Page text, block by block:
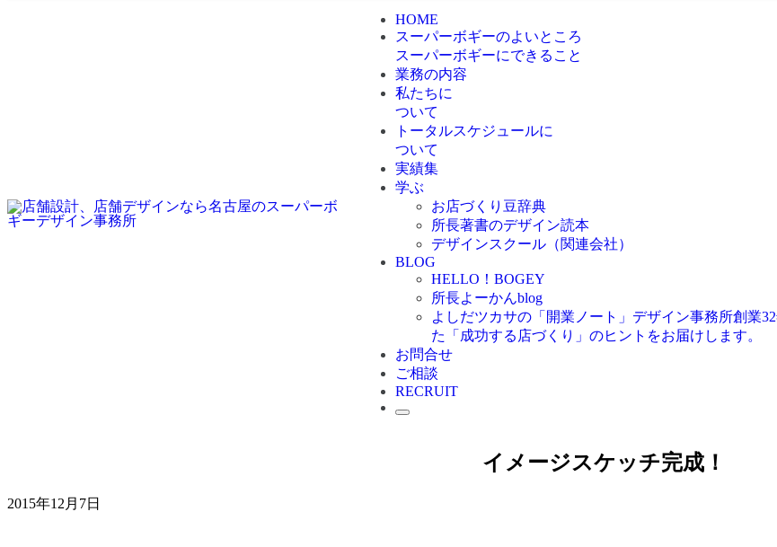
HOME
スーパーボギーのよいところ
スーパーボギーにできること
業務の内容
私たちに
ついて
トータルスケジュールに
ついて
実績集
学ぶ
お店づくり豆辞典
所長著書のデザイン読本
デザインスクール（関連会社）
BLOG
HELLO！BOGEY
所長よーかんblog
よしだツカサの「開業ノート」 デザイン事務所創業
た「成功する店づくり」のヒントをお届けします。
お問合せ
ご相談
RECRUIT
イメージスケッチ完成！
2015年12月7日